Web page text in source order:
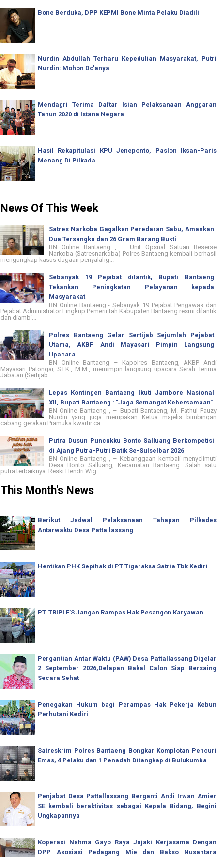
Bone Berduka, DPP KEPMI Bone Minta Pelaku Diadili
Nurdin Abdullah Terharu Kepedulian Masyarakat, Putri
Nurdin: Mohon Do'anya
Mendagri Terima Daftar Isian Pelaksanaan Anggaran
Tahun 2020 di Istana Negara
Hasil Rekapitulasi KPU Jeneponto, Paslon Iksan-Paris
Menang Di Pilkada
News Of This Week
Satres Narkoba Gagalkan Peredaran Sabu, Amankan
Dua Tersangka dan 26 Gram Barang Bukti
BN Online Bantaeng , – Unit Opsnal Satuan Reserse
Narkoba (Satresnarkoba) Polres Bantaeng kembali berhasil
mengungkap kasus dugaan penyalahg...
Sebanyak 19 Pejabat dilantik, Bupati Bantaeng
Tekankan Peningkatan Pelayanan kepada
Masyarakat
BN Online Bantaeng - Sebanyak 19 Pejabat Pengawas dan
Pejabat Administrator Lingkup Pemerintah Kabupaten Bantaeng resmi dilantik
dan diambi...
Polres Bantaeng Gelar Sertijab Sejumlah Pejabat
Utama, AKBP Andi Mayasari Pimpin Langsung
Upacara
BN Online Bantaeng – Kapolres Bantaeng, AKBP Andi
Mayasari Patongai, S.I.K., M.M., memimpin langsung upacara Serah Terima
Jabatan (Sertijab...
Lepas Kontingen Bantaeng Ikuti Jambore Nasional
XII, Bupati Bantaeng : "Jaga Semangat Kebersamaan"
BN Online Bantaeng , – Bupati Bantaeng, M. Fathul Fauzy
Nurdin yang juga merupakan Ketua majelis bimbingan
cabang gerakan Pramuka kwartir ca...
Putra Dusun Puncukku Bonto Salluang Berkompetisi
di Ajang Putra-Putri Batik Se-Sulselbar 2026
BN Online Bantaeng , – Kebanggaan kembali menyelimuti
Desa Bonto Salluang, Kecamatan Bantaeng. Salah satu
putra terbaiknya, Reski Hendri Wig...
This Month's News
Berikut Jadwal Pelaksanaan Tahapan Pilkades
Antarwaktu Desa Pattallassang
Hentikan PHK Sepihak di PT Tigaraksa Satria Tbk Kediri
PT. TRIPLE'S Jangan Rampas Hak Pesangon Karyawan
Pergantian Antar Waktu (PAW) Desa Pattallassang Digelar
2 September 2026,Delapan Bakal Calon Siap Bersaing
Secara Sehat
Penegakan Hukum bagi Perampas Hak Pekerja Kebun
Perhutani Kediri
Satreskrim Polres Bantaeng Bongkar Komplotan Pencuri
Emas, 4 Pelaku dan 1 Penadah Ditangkap di Bulukumba
Penjabat Desa Pattallassang Berganti Andi Irwan Amier
SE kembali beraktivitas sebagai Kepala Bidang, Begini
Ungkapannya
Koperasi Nahma Gayo Raya Jajaki Kerjasama Dengan
DPP Asosiasi Pedagang Mie dan Bakso Nusantara